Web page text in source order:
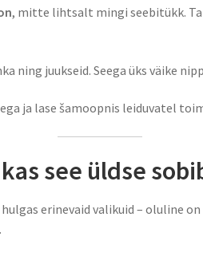
, mitte lihtsalt mingi seebitükk. Ta
ning juukseid. Seega üks väike
ja lase šamoopnis leiduvatel
see üldse
erinevaid valikuid – oluline